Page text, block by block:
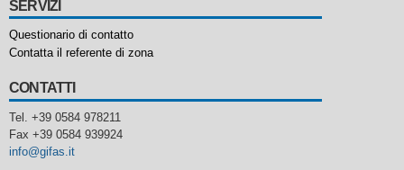
SERVIZI
Questionario di contatto
Contatta il referente di zona
CONTATTI
Tel. +39 0584 978211
Fax +39 0584 939924
info@gifas.it